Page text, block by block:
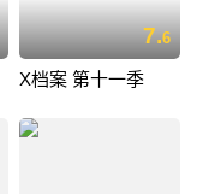
7.6
X档案 第十一季